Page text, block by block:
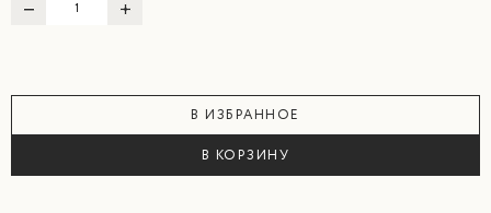
В ИЗБРАННОЕ
В КОРЗИНУ